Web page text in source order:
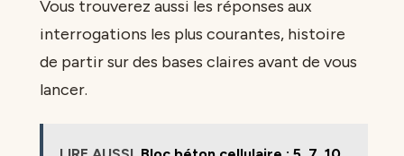
Vous trouverez aussi les réponses aux
interrogations les plus courantes, histoire
de partir sur des bases claires avant de vous
lancer.